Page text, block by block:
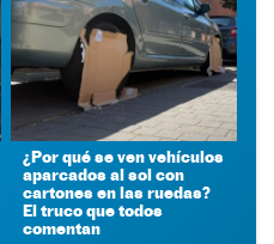
¿Por qué se ven vehículos
aparcados al sol con
cartones en las ruedas?
El truco que todos
comentan